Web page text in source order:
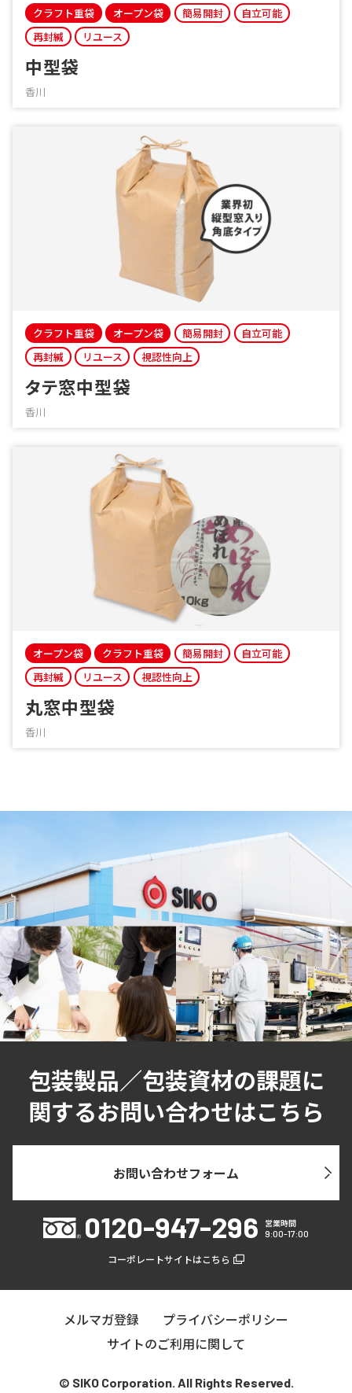
クラフト重袋 オープン袋 簡易開封
自立可能
再封緘
リユース
中型袋
香川
クラフト重袋 オープン袋 簡易開封
自立可能
再封緘
リユース 視認性向上
タテ窓中型袋
香川
オープン袋 クラフト重袋 簡易開封
自立可能
再封緘
リユース 視認性向上
丸窓中型袋
香川
包装製品／包装資材の課題に
関するお問い合わせはこちら
お問い合わせフォーム
0120-947-296 営業時間
9:00-17:00
コーポレートサイトはこちら
メルマガ登録
プライバシーポリシー
サイトのご利用に関して
© SIKO Corporation. All Rights Reserved.